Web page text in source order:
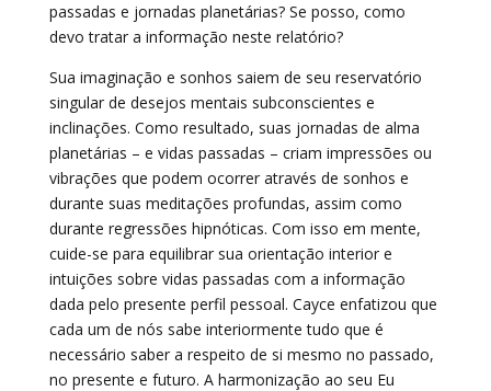
passadas e jornadas planetárias? Se posso, como
devo tratar a informação neste relatório?
Sua imaginação e sonhos saiem de seu reservatório
singular de desejos mentais subconscientes e
inclinações. Como resultado, suas jornadas de alma
planetárias – e vidas passadas – criam impressões ou
vibrações que podem ocorrer através de sonhos e
durante suas meditações profundas, assim como
durante regressões hipnóticas. Com isso em mente,
cuide-se para equilibrar sua orientação interior e
intuições sobre vidas passadas com a informação
dada pelo presente perfil pessoal. Cayce enfatizou que
cada um de nós sabe interiormente tudo que é
necessário saber a respeito de si mesmo no passado,
no presente e futuro. A harmonização ao seu Eu